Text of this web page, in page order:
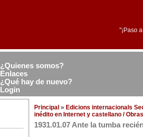
"¡Paso
¿Quienes somos?
Enlaces
¿Qué hay de nuevo?
Login
Principal » Edicions internacionals
inédito en Internet y castellano /
1931.01.07 Ante la tumba